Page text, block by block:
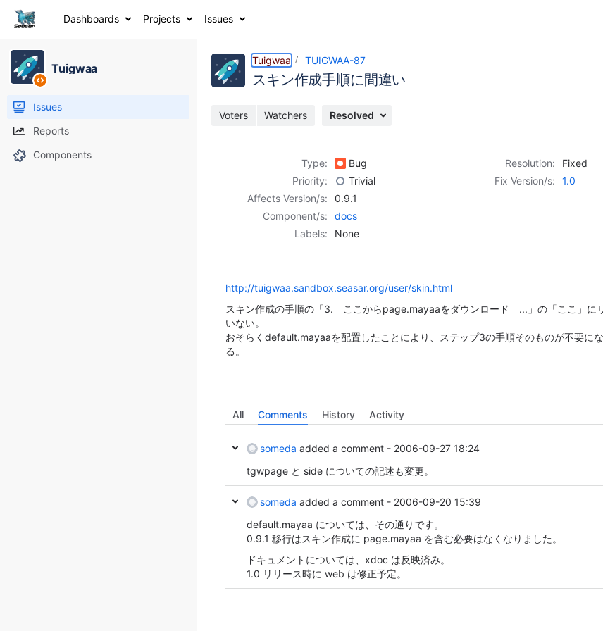
Dashboards Projects Issues
Tuigwaa
Issues
Reports
Components
Tuigwaa TUIGWAA-87
スキン作成手順に間違い
Voters Watchers Resolved
Type: Bug Resolution:
Fixed
Priority:
Trivial Fix Version/s:
1.0
Affects Version/s:
0.9.1
Component/s:
docs
Labels:
None
http://tuigwaa.sandbox.seasar.org/user/skin.html
スキン作成の手順の「3. ここからpage.mayaaをダウンロード ...」の「ここ」に
いない。
おそらくdefault.mayaaを配置したことにより、ステップ3の手順そのものが不要に
る。
All Comments History Activity
someda added a comment - 2006-09-27 18:24
tgwpage と side についての記述も変更。
someda added a comment - 2006-09-20 15:39
default.mayaa については、その通りです。
0.9.1 移行はスキン作成に page.mayaa を含む必要はなくなりました。
ドキュメントについては、xdoc は反映済み。
1.0 リリース時に web は修正予定。